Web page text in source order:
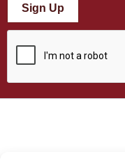
Sign Up